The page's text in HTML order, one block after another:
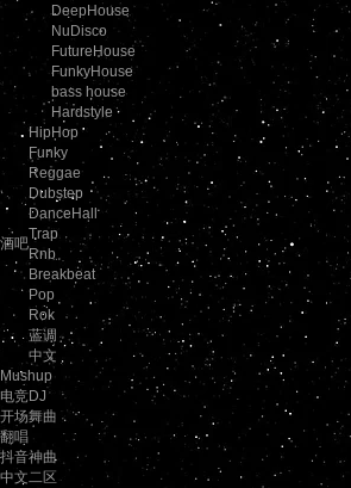
DeepHouse
NuDisco
FutureHouse
FunkyHouse
bass house
Hardstyle
酒吧
HipHop
Funky
Reggae
Dubstep
DanceHall
Trap
Rnb
Breakbeat
Pop
Rok
蓝调
中文
Mushup
电竞DJ
开场舞曲
翻唱
抖音神曲
中文二区